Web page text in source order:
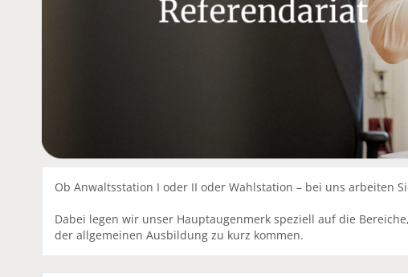
Ob Anwaltsstation I oder II oder Wahlstation – bei uns arbeiten
Dabei legen wir unser Hauptaugenmerk speziell auf die
der allgemeinen Ausbildung zu kurz kommen.